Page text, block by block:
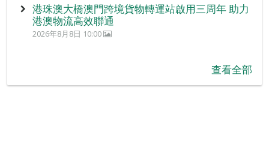
港珠澳大橋澳門跨境貨物轉運站啟用三周年 助力
港澳物流高效聯通
2026年8月8日 10:00
查看全部